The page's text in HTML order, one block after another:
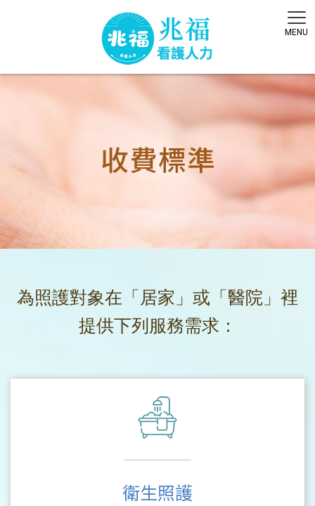
為照護對象在「居家」或「醫院」裡
提供下列服務需求：
衛生照護